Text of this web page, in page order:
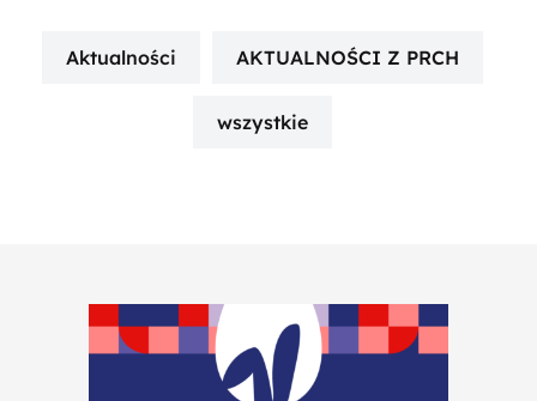
Aktualności AKTUALNOŚCI Z PRCH
wszystkie